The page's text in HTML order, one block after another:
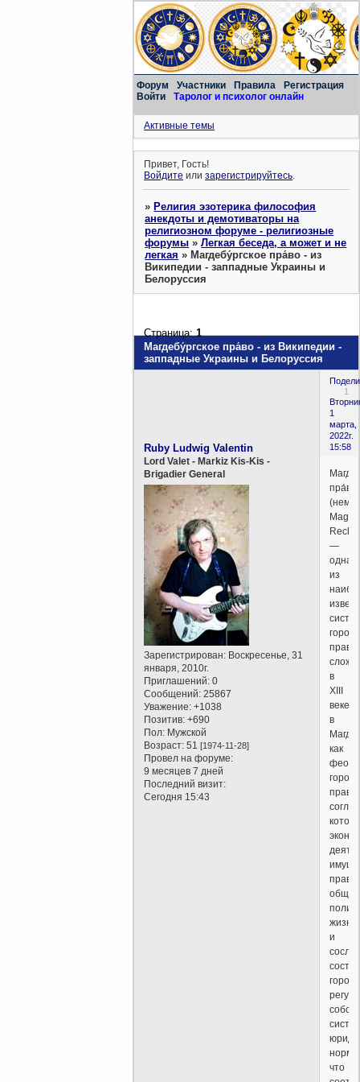
Форум Участники Правила
Регистрация
Войти
Таролог и психолог онлайн
Активные темы
Привет, Гость!
Войдите илизарегистрируйтесь.
»Религия эзотерика философия
анекдоты и демотиваторы на
религиозном форуме - религиозные
форумы »Легкая беседа, а может и не
легкая »Магдебу́ргское пра́во - из
Википедии - заппадные Украины и
Белоруссия
Магдебу́ргское пра́во - из Википедии -
заппадные Украины и Белоруссия
Страница:1
1
1
марта,
2022г.
15:58
Ruby Ludwig Valentin
Lord Valet - Markiz Kis-Kis -
Brigadier General
Зарегистрирован: Воскресенье, 31
января, 2010г.
Приглашений: 0
Сообщений: 25867
Уважение: +1038
Позитив: +690
Пол: Мужской
Возраст: 51[1974-11-28]
Провел на форуме:
9 месяцев 7 дней
Последний визит:
Сегодня 15:43
пра́во
(нем.
Recht)
—
одна
из
права,
в
XIII
веке
в
как
право,
права,
жизнь
и
норм,
что